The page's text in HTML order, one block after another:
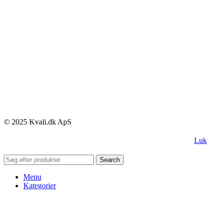
© 2025 Kvali.dk ApS
Luk
Search
Menu
Kategorier